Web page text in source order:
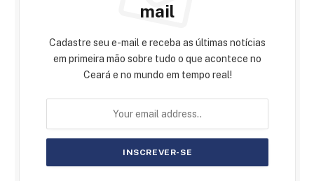
mail
Cadastre seu e-mail e receba as últimas notícias
em primeira mão sobre tudo o que acontece no
Ceará e no mundo em tempo real!